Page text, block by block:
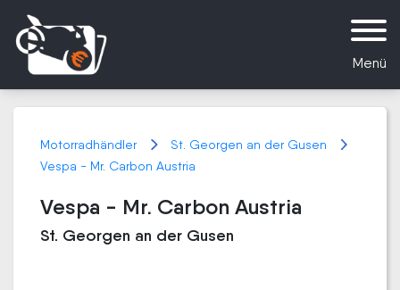
Menü
Motorradhändler
St. Georgen an der Gusen
Vespa - Mr. Carbon Austria
Vespa - Mr. Carbon Austria
St. Georgen an der Gusen